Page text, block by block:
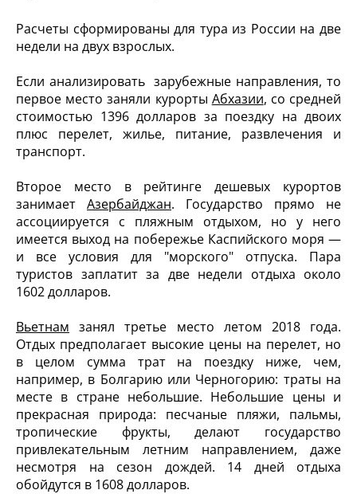
Расчеты сформированы для тура из России на две
недели на двух взрослых.
Если анализировать зарубежные направления, то
первое место заняли курорты Абхазии, со средней
стоимостью 1396 долларов за поездку на двоих
плюс перелет, жилье, питание, развлечения и
транспорт.
Второе место в рейтинге дешевых курортов
занимает Азербайджан. Государство прямо не
ассоциируется с пляжным отдыхом, но у него
имеется выход на побережье Каспийского моря —
и все условия для "морского" отпуска. Пара
туристов заплатит за две недели отдыха около
1602 долларов.
Вьетнам занял третье место летом 2018 года.
Отдых предполагает высокие цены на перелет, но
в целом сумма трат на поездку ниже, чем,
например, в Болгарию или Черногорию: траты на
месте в стране небольшие. Небольшие цены и
прекрасная природа: песчаные пляжи, пальмы,
тропические фрукты, делают государство
привлекательным летним направлением, даже
несмотря на сезон дождей. 14 дней отдыха
обойдутся в 1608 долларов.